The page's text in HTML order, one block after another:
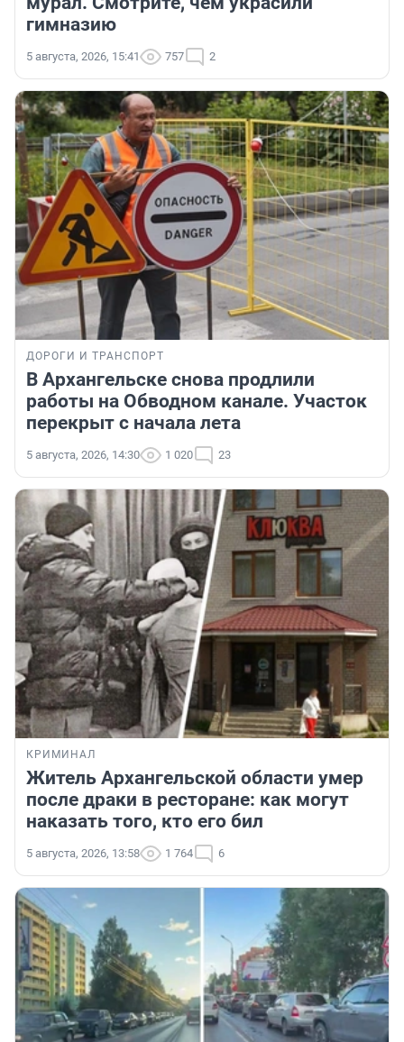
гимназию
5 августа, 2026, 15:41 757 2
ДОРОГИ И ТРАНСПОРТ
В Архангельске снова продлили
работы на Обводном канале. Участок
перекрыт с начала лета
5 августа, 2026, 14:30 1 020 23
КРИМИНАЛ
Житель Архангельской области умер
после драки в ресторане: как могут
наказать того, кто его бил
5 августа, 2026, 13:58 1 764 6